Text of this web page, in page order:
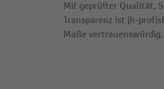
Mit geprüfter Qualität,
Transparenz ist jh-
Maße vertrauenswürdig.